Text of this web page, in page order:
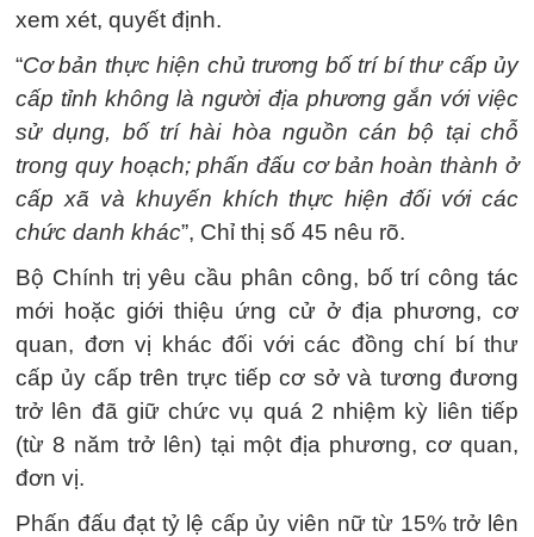
xem xét, quyết định.
“Cơ bản thực hiện chủ trương bố trí bí thư cấp ủy
cấp tỉnh không là người địa phương gắn với việc
sử dụng, bố trí hài hòa nguồn cán bộ tại chỗ
trong quy hoạch; phấn đấu cơ bản hoàn thành ở
cấp xã và khuyến khích thực hiện đối với các
chức danh khác”, Chỉ thị số 45 nêu rõ.
Bộ Chính trị yêu cầu phân công, bố trí công tác
mới hoặc giới thiệu ứng cử ở địa phương, cơ
quan, đơn vị khác đối với các đồng chí bí thư
cấp ủy cấp trên trực tiếp cơ sở và tương đương
trở lên đã giữ chức vụ quá 2 nhiệm kỳ liên tiếp
(từ 8 năm trở lên) tại một địa phương, cơ quan,
đơn vị.
Phấn đấu đạt tỷ lệ cấp ủy viên nữ từ 15% trở lên